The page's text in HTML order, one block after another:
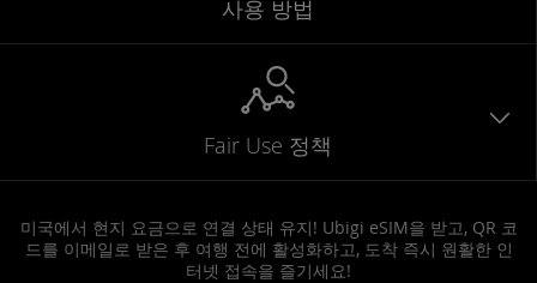
사용 방법
Fair Use 정책
미국에서 현지 요금으로 연결 상태 유지! Ubigi eSIM을 받고, QR 코
드를 이메일로 받은 후 여행 전에 활성화하고, 도착 즉시 원활한 인
터넷 접속을 즐기세요!